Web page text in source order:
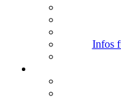
Infos